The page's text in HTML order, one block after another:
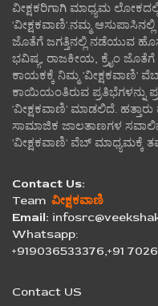
ವೀಕ್ಷಕರಿಗಾಗಿ ಮಾಧ್ಯಮ
'ವೀಕ್ಷಕವಾಣಿ'.ನಮ್ಮ
ಜೊತೆಗೆ ಜಗತ್ತಿನಲ್ಲಿ ನಡೆಯುವ
ಭವಿಷ್ಯ, ರಾಜಕೀಯ, ಕ್ರೈಂ
ಕಾಯಕಕ್ಕೆ ನಿಮ್ಮ 'ವೀಕ್ಷಕವಾಣಿ'
ಕಾಯಿಯಂತಿರುವ ಪ್ರತಿಭೆಗಳನ್ನು
'ವೀಕ್ಷಕವಾಣಿ' ಮಾಡಲಿದೆ. ಹತ್ತಾರು
ಸಾಮಾಜಿಕ ಜಾಲತಾಣಗಳ
'ವೀಕ್ಷಕವಾಣಿ' ವೆಬ್ ಮಾಧ್ಯಮಕ್ಕೆ
Contact Us:
Team ವೀಕ್ಷಕವಾಣಿ
Email:
Whatsapp:
+919036533376,+91
Contact US